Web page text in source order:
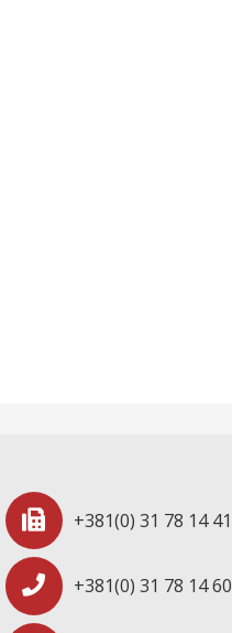
+381(0) 31 78 14 41
+381(0) 31 78 14 60